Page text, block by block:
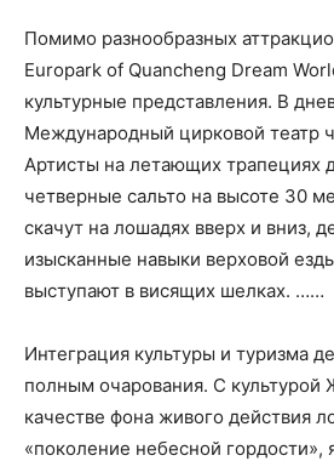
Помимо разнообразных
Europark of Quancheng Dream
культурные представления. В
Международный цирковой театр
Артисты на летающих трапециях
четверные сальто на высоте 30
скачут на лошадях вверх и вниз,
изысканные навыки верховой
выступают в висящих шелках. ……
Интеграция культуры и туризма
полным очарования. С культурой
качестве фона живого действия
«поколение небесной гордости»,